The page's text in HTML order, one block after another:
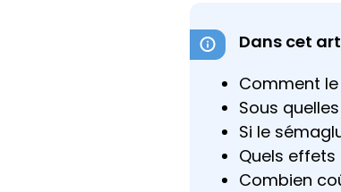
Dans cet
Comment
Sous
Si le
Quels
Combien